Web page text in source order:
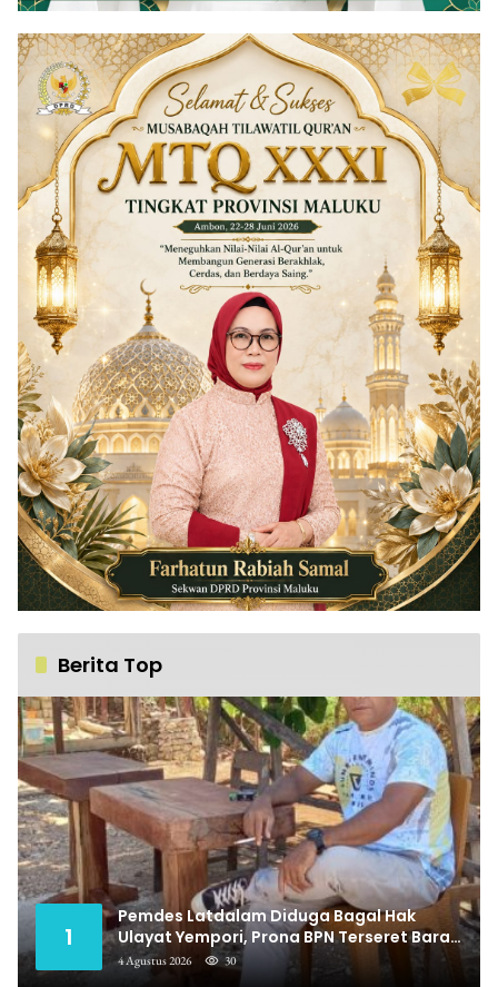
Berita Top
1
Pemdes Latdalam Diduga Bagal Hak
Ulayat Yempori, Prona BPN Terseret Bara
Sengketa
4 Agustus 2026 30